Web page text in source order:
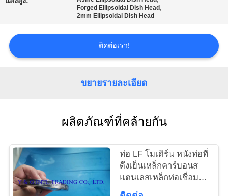
คุณภาพ
คดี
Forged Ellipsoidal Dish Head ,
2mm Ellipsoidal Dish Head
ติดต่อเรา!
ขยายรายละเอียด
ผลิตภัณฑ์ที่คล้ายกัน
ท่อ LF โมเดิร์น หนังท่อที่
ดึงเย็นเหล็กคาร์บอนส
แตนเลสเหล็กท่อเชื่อมต่อ
Fittings และ Flanges